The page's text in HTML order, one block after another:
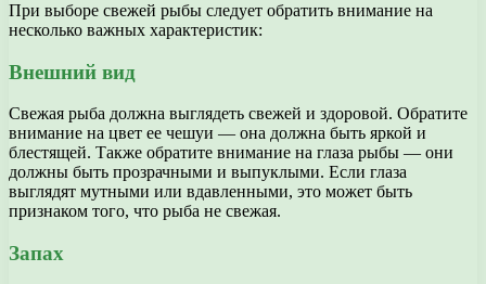
При выборе свежей рыбы следует обратить внимание на
несколько важных характеристик:
Внешний вид
Свежая рыба должна выглядеть свежей и здоровой. Обратите
внимание на цвет ее чешуи — она должна быть яркой и
блестящей. Также обратите внимание на глаза рыбы — они
должны быть прозрачными и выпуклыми. Если глаза
выглядят мутными или вдавленными, это может быть
признаком того, что рыба не свежая.
Запах